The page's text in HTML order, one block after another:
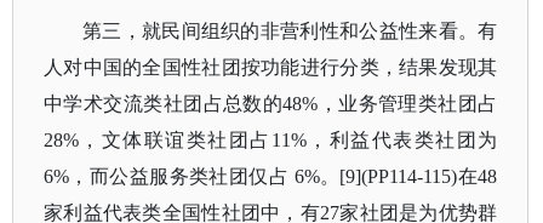
第三，就民间组织的非营利性和公益性来看。有
人对中国的全国性社团按功能进行分类，结果发现其
中学术交流类社团占总数的48%，业务管理类社团占
28%，文体联谊类社团占11%，利益代表类社团为
6%，而公益服务类社团仅占 6%。[9](PP114-115)在48
家利益代表类全国性社团中，有27家社团是为优势群